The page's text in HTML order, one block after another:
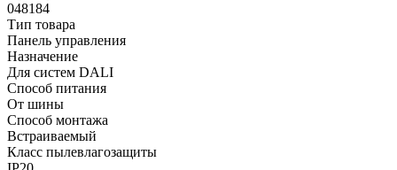
048184
Тип товара
Панель управления
Назначение
Для систем DALI
Способ питания
От шины
Способ монтажа
Встраиваемый
Класс пылевлагозащиты